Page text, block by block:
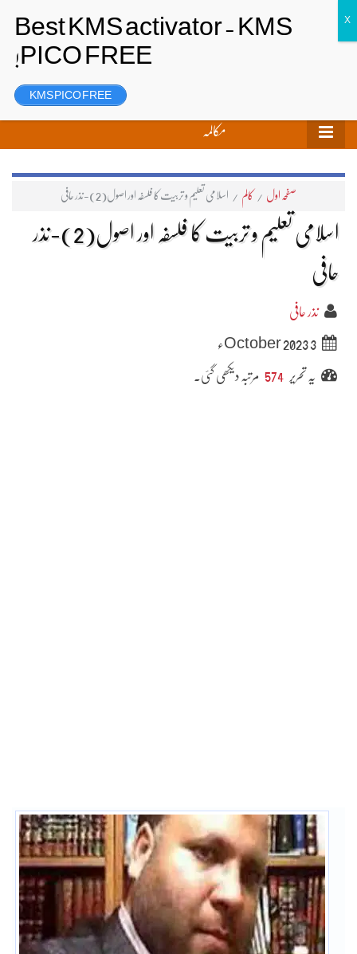
رجسٹر
مکالمہ
صفحہ اول / کالم / اسلامی تعلیم و تربیت کا فلسفہ اور اصول(2)-نذر حافی
اسلامی تعلیم و تربیت کا فلسفہ اور اصول(2)-نذر
حافی
نذر حافی
3 October 2023ء
یہ تحریر 574 مرتبہ دیکھی گئی۔
KMS PICO FREE